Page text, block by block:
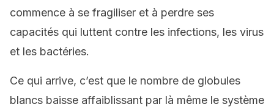
commence à se fragiliser et à perdre ses
capacités qui luttent contre les infections, les virus
et les bactéries.
Ce qui arrive, c’est que le nombre de globules
blancs baisse affaiblissant par là même le système